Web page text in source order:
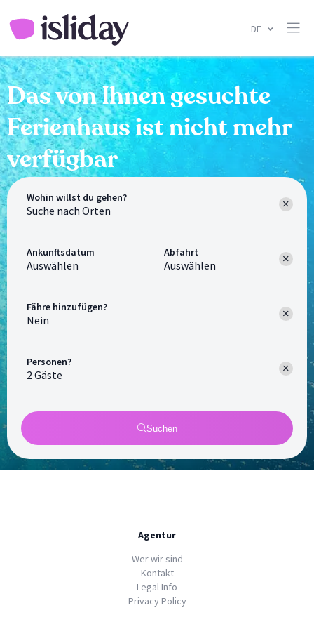
DE
Das von Ihnen gesuchte
Ferienhaus ist nicht mehr
verfügbar
Wohin willst du gehen?
Ankunftsdatum
Auswählen
Abfahrt
Auswählen
Personen?
Fähre hinzufügen?
Nein
Suchen
Agentur
Wer wir sind
Kontakt
Legal Info
Privacy Policy